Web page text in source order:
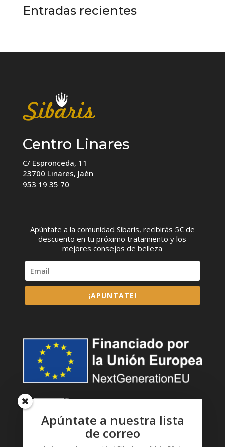
Entradas recientes
Centro Linares
C/ Espronceda, 11
23700 Linares, Jaén
953 19 35 70
Apúntate a la comunidad Sibaris, recibirás 5€ de
descuento en tu próximo tratamiento y los
mejores consejos de belleza
¡APUNTATE!
Apúntate a nuestra lista
de correo